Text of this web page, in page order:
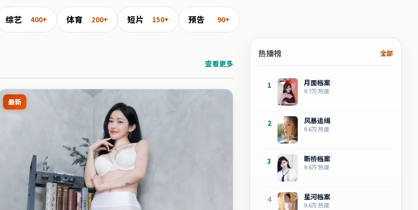
综艺 400+ 体育 200+ 短片 150+ 预告 90+
查看更多
最新
热播榜 全部
1 月面档案
9.7万热度
2 风暴追缉
9.6万热度
3 断桥档案
9.6万热度
4 星河档案
9.6万热度